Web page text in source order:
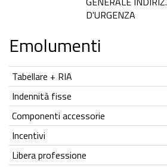
D'URGENZA
Emolumenti
Tabellare + RIA
Indennità fisse
Componenti accessorie
Incentivi
Libera professione